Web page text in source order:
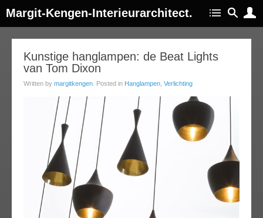
Margit-Kengen-Interieurarchitect.
Kunstige hanglampen: de Beat Lights
van Tom Dixon
Written by margitkengen . Posted in Hanglampen Verlichting